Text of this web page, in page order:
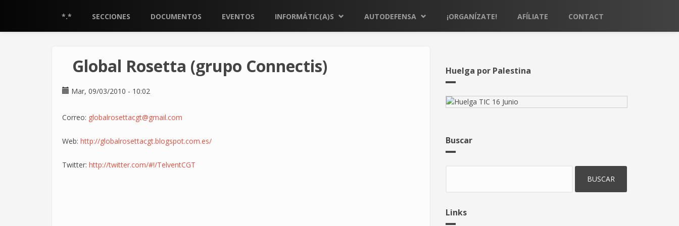
*.* SECCIONES DOCUMENTOS EVENTOS INFORMÁTIC(A)S AUTODEFENSA ¡ORGANÍZATE! AFÍLIATE CONTACT
Global Rosetta (grupo Connectis)
Mar, 09/03/2010 - 10:02
Correo: globalrosettacgt@gmail.com
Web: http://globalrosettacgt.blogspot.com.es/
Twitter: http://twitter.com/#!/TelventCGT
Huelga por Palestina
Buscar
Links